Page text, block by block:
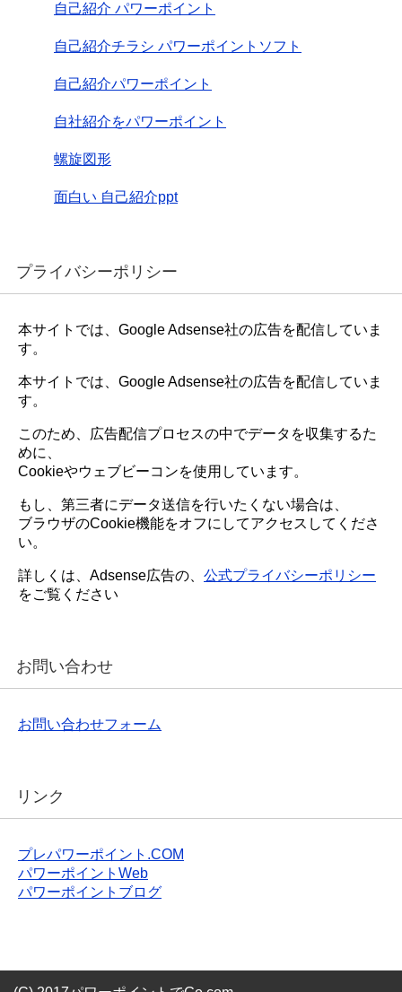
自己紹介 パワーポイント
自己紹介チラシ パワーポイントソフト
自己紹介パワーポイント
自社紹介をパワーポイント
螺旋図形
面白い 自己紹介ppt
プライバシーポリシー
本サイトでは、Google Adsense社の広告を配信していま
す。
本サイトでは、Google Adsense社の広告を配信していま
す。
このため、広告配信プロセスの中でデータを収集するた
めに、
Cookieやウェブビーコンを使用しています。
もし、第三者にデータ送信を行いたくない場合は、
ブラウザのCookie機能をオフにしてアクセスしてくださ
い。
詳しくは、Adsense広告の、 公式プライバシーポリシー
をご覧ください
お問い合わせ
お問い合わせフォーム
リンク
プレパワーポイント.COM
パワーポイントWeb
パワーポイントブログ